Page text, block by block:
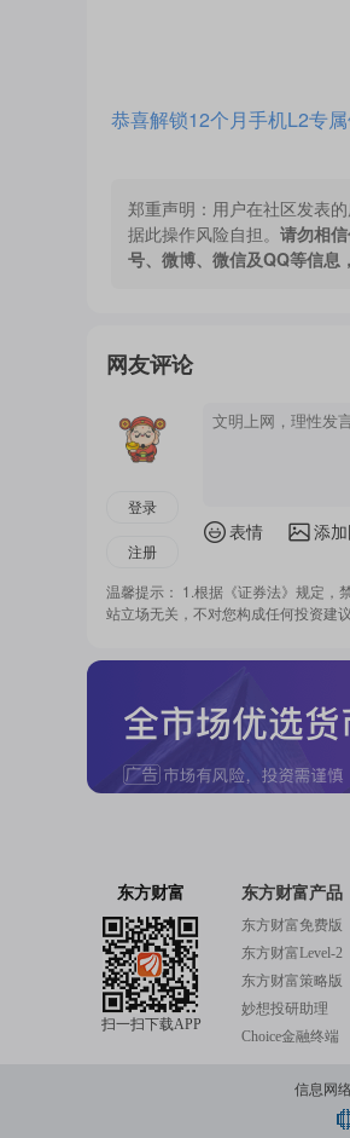
恭喜解锁12个月手机L2专
郑重声明： 用户在社区发表
据此操作风险自担。 请勿相
号、微博、微信及QQ等信息
网友评论
登录
注册
表情 添
温馨提示： 1.根据《证券法》规定，
站立场无关，不对您构成任何投资建
东方财富
扫一扫下载APP
东方财富产品
东方财富免费版
东方财富Level-2
东方财富策略版
妙想投研助理
Choice金融终端
信息网